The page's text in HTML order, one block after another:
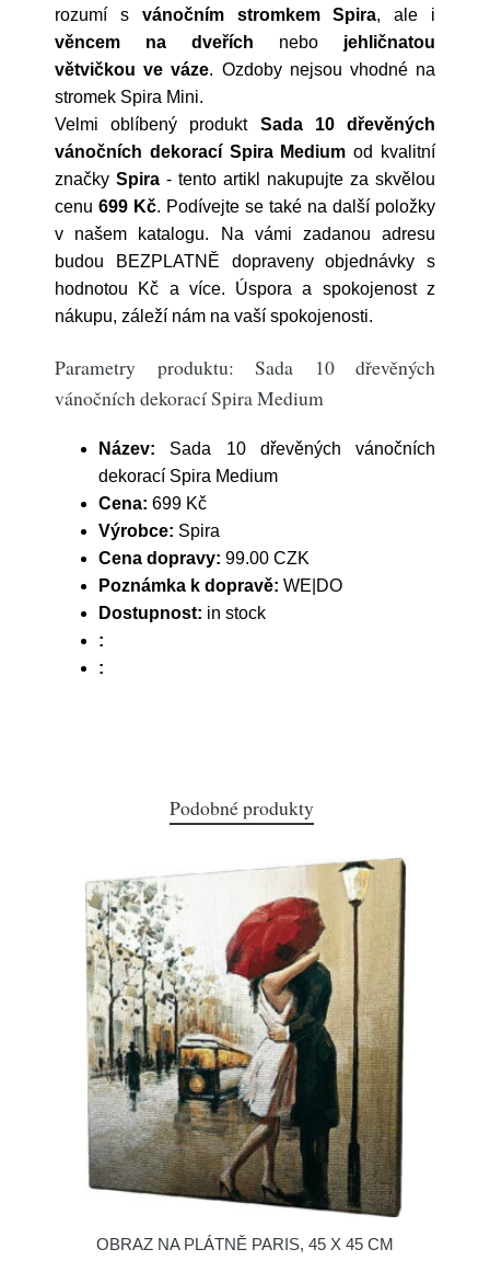
rozumí s vánočním stromkem Spira, ale i
věncem na dveřích nebo jehličnatou
větvičkou ve váze. Ozdoby nejsou vhodné na
stromek Spira Mini.
Velmi oblíbený produkt Sada 10 dřevěných
vánočních dekorací Spira Medium od kvalitní
značky Spira - tento artikl nakupujte za skvělou
cenu 699 Kč. Podívejte se také na další položky
v našem katalogu. Na vámi zadanou adresu
budou BEZPLATNĚ dopraveny objednávky s
hodnotou Kč a více. Úspora a spokojenost z
nákupu, záleží nám na vaší spokojenosti.
Parametry produktu: Sada 10 dřevěných
vánočních dekorací Spira Medium
Název: Sada 10 dřevěných vánočních
dekorací Spira Medium
Cena: 699 Kč
Výrobce: Spira
Cena dopravy: 99.00 CZK
Poznámka k dopravě: WE|DO
Dostupnost: in stock
:
:
Podobné produkty
OBRAZ NA PLÁTNĚ PARIS, 45 X 45 CM